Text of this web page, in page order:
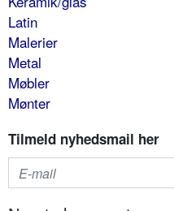
Latin
Malerier
Metal
Møbler
Mønter
Tilmeld nyhedsmail her